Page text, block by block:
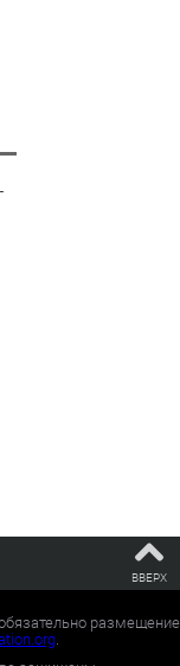
ВВЕРХ
размещение
.